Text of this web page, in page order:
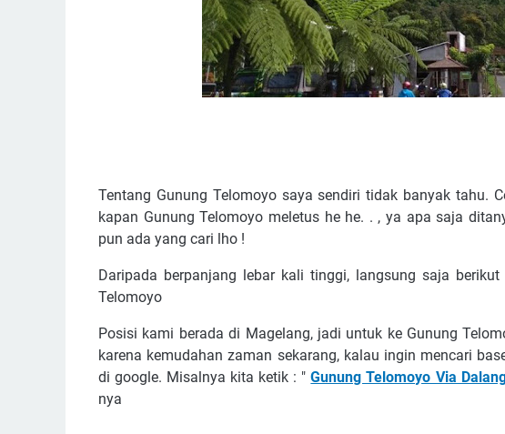
Tentang Gunung Telomoyo saya sendiri tidak banyak tahu.
kapan Gunung Telomoyo meletus he he. . , ya apa saja
pun ada yang cari lho !
Daripada berpanjang lebar kali tinggi, langsung saja
Telomoyo
Posisi kami berada di Magelang, jadi untuk ke Gunung
karena kemudahan zaman sekarang, kalau ingin mencari
di google. Misalnya kita ketik : "Gunung Telomoyo Via
nya